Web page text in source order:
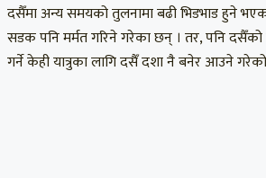
दसैँमा अन्य समयको तुलनामा बढी भिडभाड हुने
सडक पनि मर्मत गरिने गरेका छन् । तर, पनि
गर्ने केही यात्रुका लागि दसैँ दशा नै बनेर आउने